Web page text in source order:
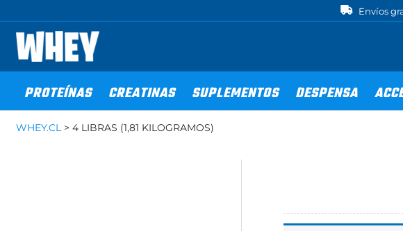
contenido
Envíos
PROTEÍNAS CREATINAS SUPLEMENTOS DESPENSA
WHEY.CL> 4 LIBRAS (1,81 KILOGRAMOS)